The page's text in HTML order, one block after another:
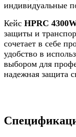
индивидуальные
Кейс HPRC
защиты и
сочетает в себе
удобство в
выбором для
надежная защита